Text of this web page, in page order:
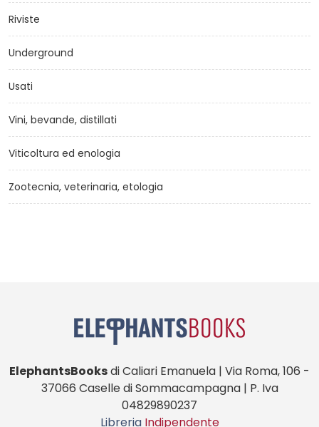
Riviste
Underground
Usati
Vini, bevande, distillati
Viticoltura ed enologia
Zootecnia, veterinaria, etologia
ElephantsBooksdi Caliari Emanuela | Via Roma, 106 -
37066 Caselle di Sommacampagna | P. Iva
04829890237
Libreria Indipendente